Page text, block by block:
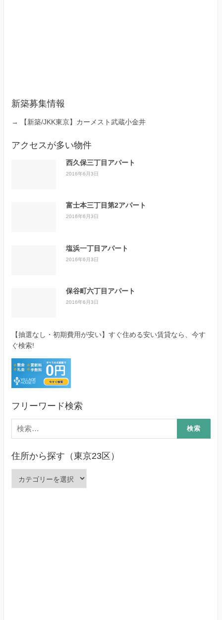
新築募集情報
→ 【新築/JKK東京】カーメスト武蔵小金井
アクセスが多い物件
西久保三丁目アパート
2016年6月3日
富士本三丁目第2アパート
2016年6月3日
塩浜一丁目アパート
2016年6月3日
保谷町六丁目アパート
2016年6月3日
【抽選なし・初期費用が安い】すぐ住める安い賃貸なら、今す
ぐ検索!
フリーワード検索
検
索:
住所から探す（東京23区）